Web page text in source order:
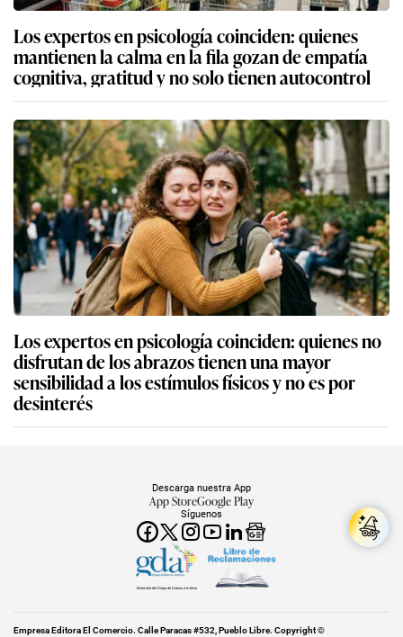
Los expertos en psicología coinciden: quienes
mantienen la calma en la fila gozan de empatía
cognitiva, gratitud y no solo tienen autocontrol
Los expertos en psicología coinciden: quienes no
disfrutan de los abrazos tienen una mayor
sensibilidad a los estímulos físicos y no es por
desinterés
Síguenos
Descarga nuestra App
App StoreGoogle Play
Miembro del Grupo de Diarios América
Empresa Editora El Comercio. Calle Paracas #532, Pueblo Libre. Copyright ©